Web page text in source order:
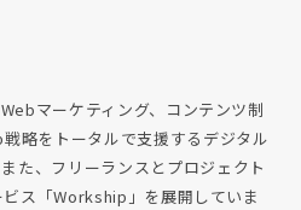
マーケティング、コンテンツ制
略をトータルで支援するデジタル
た、フリーランスとプロジェクト
ス「Workship」を展開していま